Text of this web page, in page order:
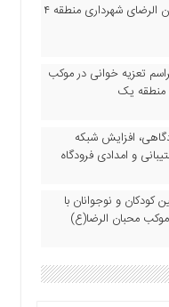
خدمات رسانی موکب محبان الرضای شهرداری منطقه ۴
تعزیه خوانی در موکب
منطقه یک
افزایش شبکه
و امدادی فرودگاه
کودکان و نوجوانان با
محبان الرضا(ع)